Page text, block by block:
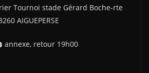
Tournoi stade Gérard Boche-rte
AIGUEPERSE
annexe, retour 19h00